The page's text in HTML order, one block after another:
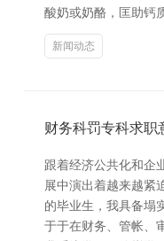
酸奶或奶酪，匡助钙
新闻动态
财务科罚专科求职
跟着经济公共化和企
展中演出着越来越紧
的毕业生，我具备塌
于于在财务、管帐、